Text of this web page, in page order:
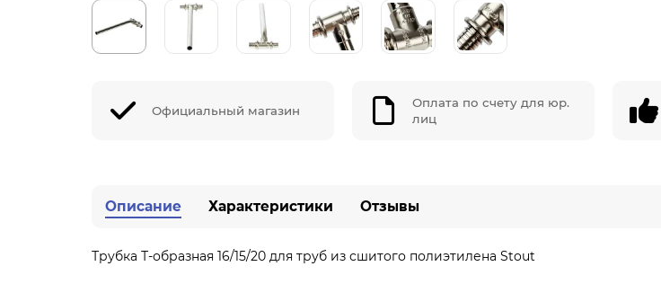
Официальный магазин
Оплата по счету для юр.
лиц
Описание Характеристики Отзывы
Трубка Т-образная 16/15/20 для труб из сшитого полиэтилена Stout